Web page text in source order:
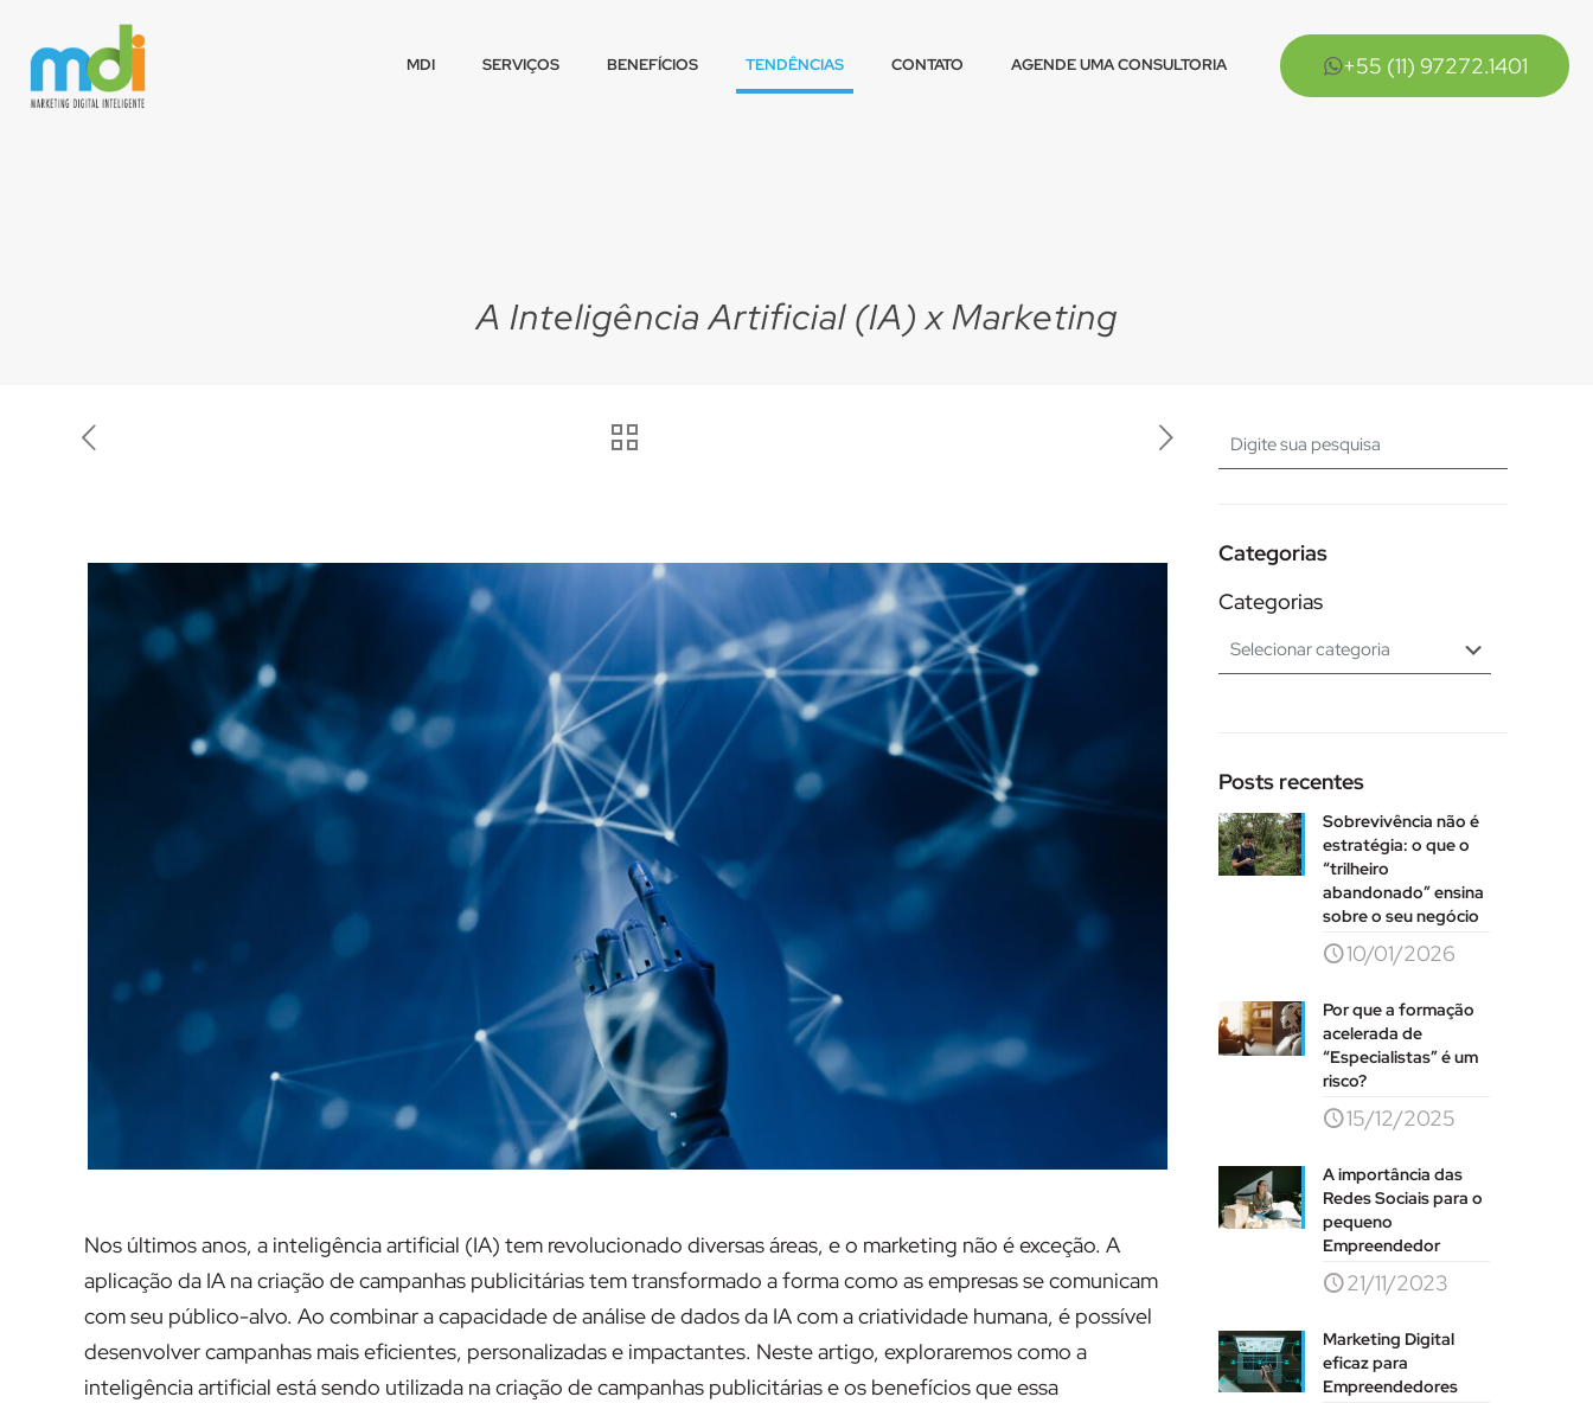
MDI SERVIÇOS BENEFÍCIOS TENDÊNCIAS CONTATO AGENDE UMA CONSULTORIA +55 (11) 97272.1401
A Inteligência Artificial (IA) x Marketing
Nos últimos anos, a inteligência artificial (IA) tem revolucionado diversas áreas, e o marketing não é exceção. A
aplicação da IA na criação de campanhas publicitárias tem transformado a forma como as empresas se comunicam
com seu público-alvo. Ao combinar a capacidade de análise de dados da IA com a criatividade humana, é possível
desenvolver campanhas mais eficientes, personalizadas e impactantes. Neste artigo, exploraremos como a
inteligência artificial está sendo utilizada na criação de campanhas publicitárias e os benefícios que essa
Categorias
Categorias
Posts recentes
Sobrevivência não é
estratégia: o que o
“trilheiro
abandonado” ensina
sobre o seu negócio
10/01/2026
Por que a formação
acelerada de
“Especialistas” é um
risco?
15/12/2025
A importância das
Redes Sociais para o
pequeno
Empreendedor
21/11/2023
Marketing Digital
eficaz para
Empreendedores